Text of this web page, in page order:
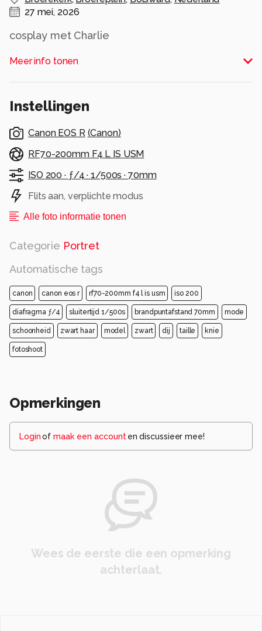
27 mei, 2026
cosplay met Charlie
Alle rechten voorbehouden
Meer info tonen
Instellingen
Canon EOS R (Canon)
RF70-200mm F4 L IS USM
ISO 200 · ƒ/4 ·1/500s ·70mm
Flits aan, verplichte modus
Alle foto informatie tonen
Categorie Portret
Automatische tags
canon canon eos r rf70-200mm f4 l is usm iso 200
diafragma ƒ/4 sluitertijd 1/500s brandpuntafstand 70mm mode
schoonheid zwart haar model zwart dij taille knie
fotoshoot
Opmerkingen
Loginof maak een account en discussieer mee!
Wees de eerste die een opmerking
achterlaat.